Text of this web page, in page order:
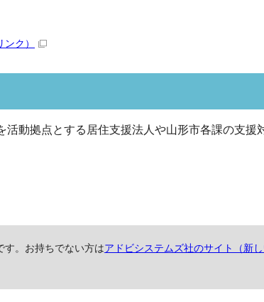
ンク）
動拠点とする居住支援法人や山形市各課の支援
す。お持ちでない方はアドビシステムズ社のサイト（新